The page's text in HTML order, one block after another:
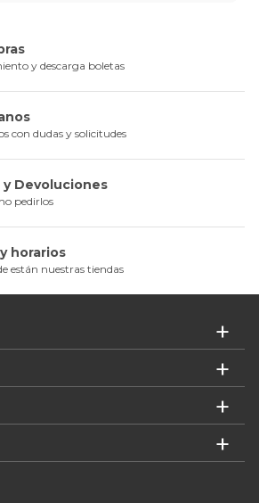
y descarga boletas
con dudas y solicitudes
y Devoluciones
pedirlos
horarios
están nuestras tiendas